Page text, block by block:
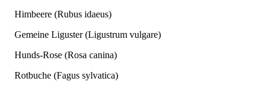
Himbeere (Rubus idaeus)
Gemeine Liguster (Ligustrum vulgare)
Hunds-Rose (Rosa canina)
Rotbuche (Fagus sylvatica)